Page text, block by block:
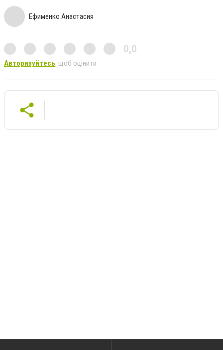
Ефименко Анастасия
0,0
Авторизуйтесь, щоб оцінити